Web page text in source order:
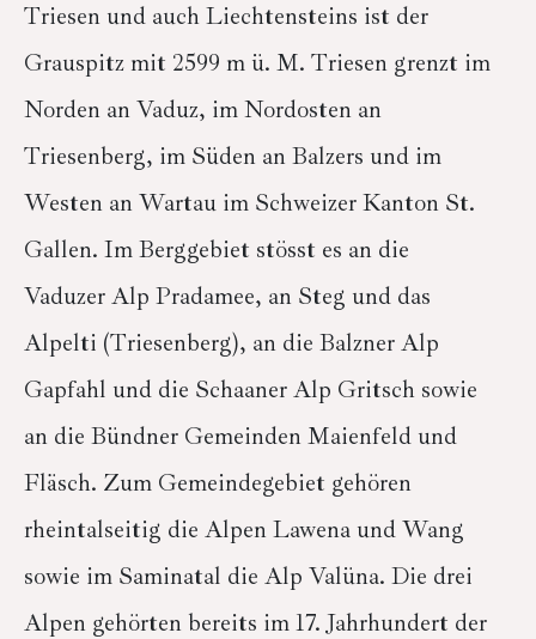
Triesen und auch Liechtensteins ist der
Grauspitz mit 2599 m ü. M. Triesen grenzt im
Norden an Vaduz, im Nordosten an
Triesenberg, im Süden an Balzers und im
Westen an Wartau im Schweizer Kanton St.
Gallen. Im Berggebiet stösst es an die
Vaduzer Alp Pradamee, an Steg und das
Alpelti (Triesenberg), an die Balzner Alp
Gapfahl und die Schaaner Alp Gritsch sowie
an die Bündner Gemeinden Maienfeld und
Fläsch. Zum Gemeindegebiet gehören
rheintalseitig die Alpen Lawena und Wang
sowie im Saminatal die Alp Valüna. Die drei
Alpen gehörten bereits im 17. Jahrhundert der